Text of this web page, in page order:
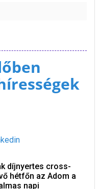
díjnyertes cross-
hétfőn az Adom a
napi